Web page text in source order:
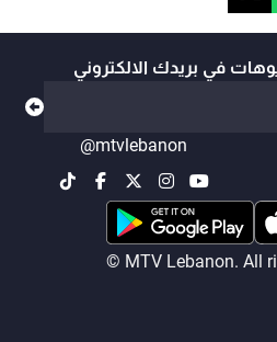
في بريدك الالكتروني
@mtvlebanon
© MTV Lebanon. All